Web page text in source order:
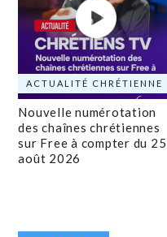
ACTUALITÉ CHRÉTIENNE
Nouvelle numérotation
des chaînes chrétiennes
sur Free à compter du 25
août 2026